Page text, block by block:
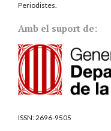
Periodistes.
Amb el suport de:
ISSN:2696-9505